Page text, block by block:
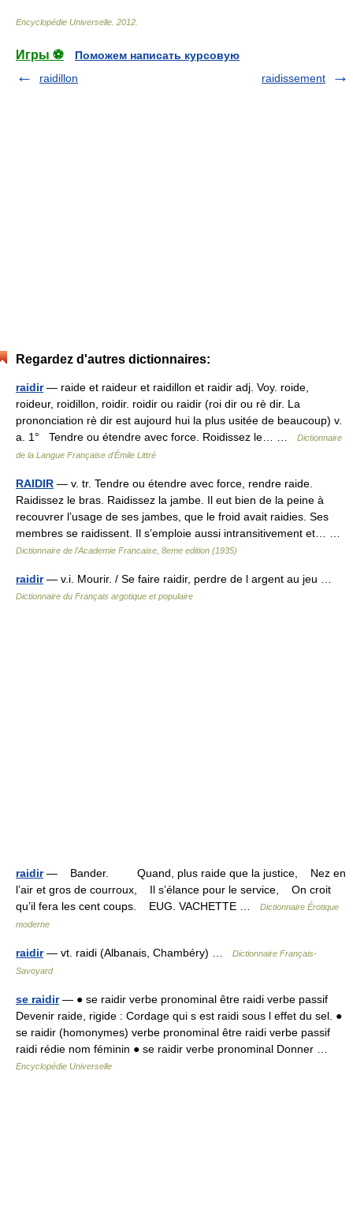
Encyclopédie Universelle 2012
Игры ⚽
Поможем написать курсовую
raidillon
raidissement
Regardez d'autres dictionnaires:
raidir— raide et raideur et raidillon et raidir adj. Voy. roide,
roideur, roidillon, roidir. roidir ou raidir (roi dir ou rè dir. La
prononciation rè dir est aujourd hui la plus usitée de beaucoup) v.
a. 1° Tendre ou étendre avec force. Roidissez le… …
Dictionnaire
de la Langue Française d'Émile Littré
RAIDIR — v. tr. Tendre ou étendre avec force, rendre raide.
Raidissez le bras. Raidissez la jambe. Il eut bien de la peine à
recouvrer l’usage de ses jambes, que le froid avait raidies. Ses
membres se raidissent. Il s’emploie aussi intransitivement et… …
Dictionnaire de l'Academie Francaise, 8eme edition (1935)
raidir— v.i. Mourir. / Se faire raidir, perdre de l argent au jeu …
Dictionnaire du Français argotique et populaire
raidir— Bander. Quand, plus raide que la justice, Nez en
l’air et gros de courroux, Il s’élance pour le service, On croit
qu’il fera les cent coups. EUG. VACHETTE …
Dictionnaire Érotique
moderne
raidir— vt. raidi (Albanais, Chambéry) …
Dictionnaire Français-
Savoyard
se raidir— ● se raidir verbe pronominal être raidi verbe passif
Devenir raide, rigide : Cordage qui s est raidi sous l effet du sel. ●
se raidir (homonymes) verbe pronominal être raidi verbe passif
raidi rédie nom féminin ● se raidir verbe pronominal Donner …
Encyclopédie Universelle